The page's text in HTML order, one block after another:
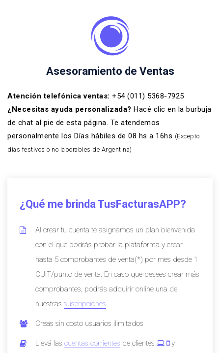
Asesoramiento de Ventas
Atención telefónica ventas: +54 (011) 5368-7925
¿Necesitas ayuda personalizada? Hacé clic en la burbuja
de chat al pie de esta página. Te atendemos
personalmente los Días hábiles de 08 hs a 16hs (Excepto
días festivos o no laborables de Argentina)
¿Qué me brinda TusFacturasAPP?
Al crear tu cuenta te asignamos un plan bienvenida
con el que podrás probar la plataforma y crear
hasta 5 comprobantes de venta(*) por mes desde 1
CUIT/punto de venta. En caso que desees crear más
comprobantes, podrás adquirir online una de
nuestrassuscripciones.
Creas sin costo usuarios ilimitados
Llevá lascuentas corrientes de clientes
y